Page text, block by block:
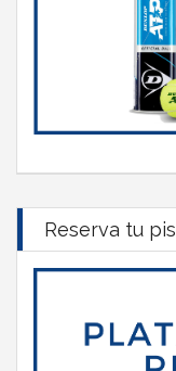
Reserva tu